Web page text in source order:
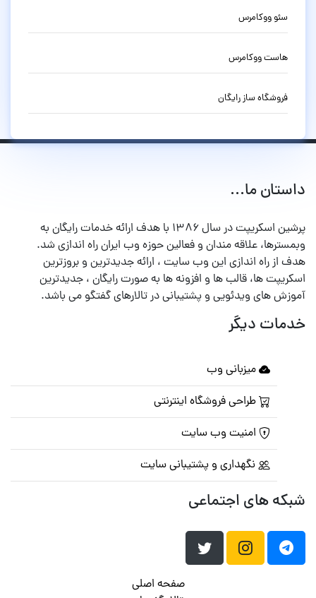
سئو ووکامرس
هاست ووکامرس
فروشگاه ساز رایگان
داستان ما...
پرشین اسکریپت در سال ۱۳۸۶ با هدف ارائه خدمات رایگان به
وبمسترها، علاقه مندان و فعالین حوزه وب ایران راه اندازی شد.
هدف از راه اندازی این وب سایت ، ارائه جدیدترین و بروزترین
اسکریپت ها، قالب ها و افزونه ها به صورت رایگان ، جدیدترین
آموزش های ویدئویی و پشتیبانی در تالارهای گفتگو می باشد.
خدمات دیگر
میزبانی وب
طراحی فروشگاه اینترنتی
امنیت وب سایت
نگهداری و پشتیبانی سایت
شبکه های اجتماعی
صفحه اصلی